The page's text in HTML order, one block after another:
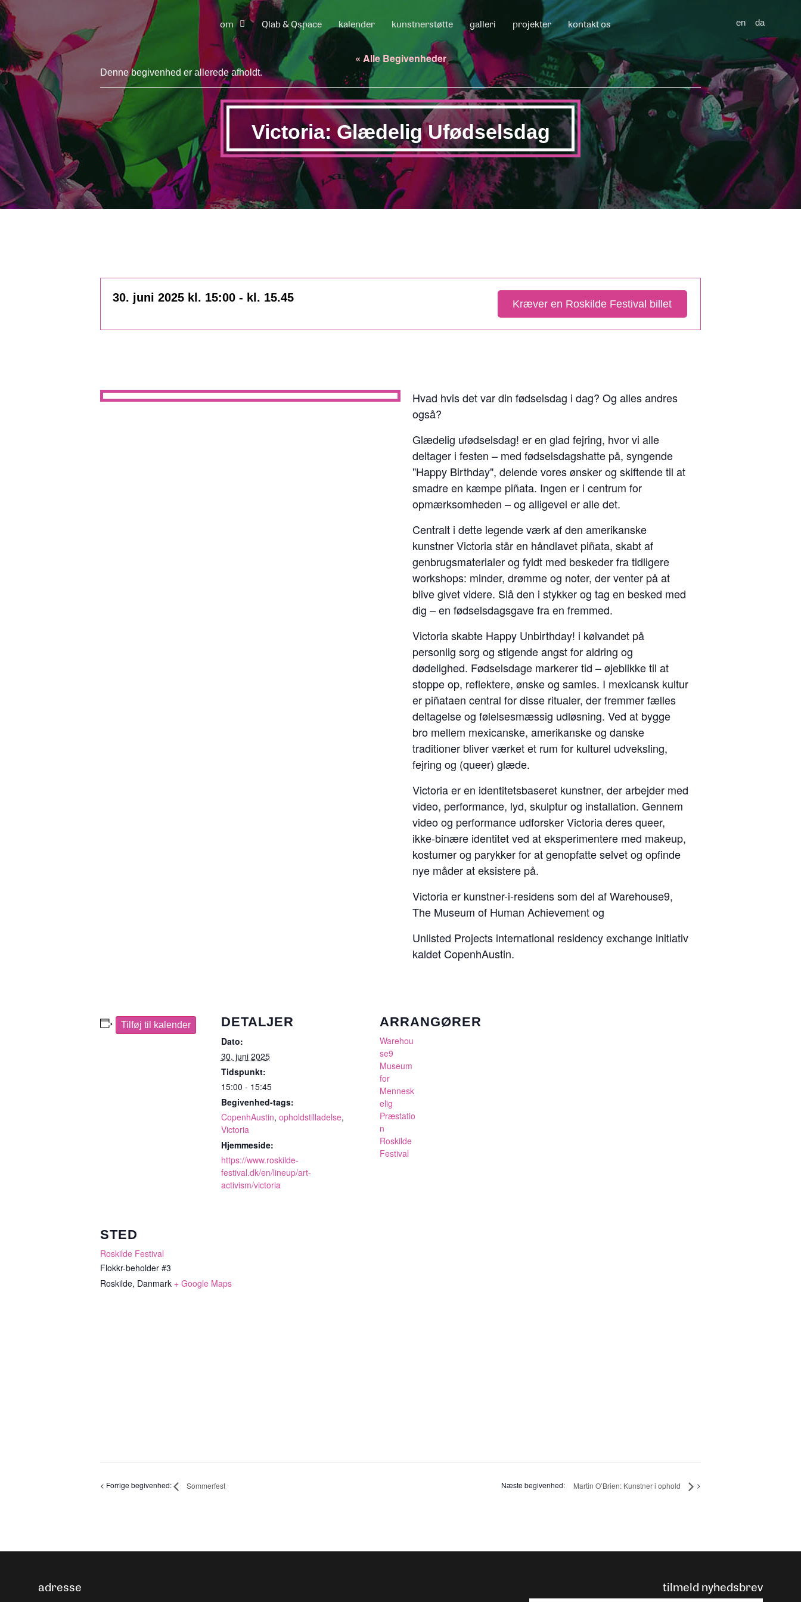
om Qlab & Qspace kalender kunstnerstøtte galleri projekter kontakt os en da
« Alle Begivenheder
Denne begivenhed er allerede afholdt.
Victoria: Glædelig Ufødselsdag
30. juni 2025 kl. 15:00 - kl. 15.45 Kræver en Roskilde Festival billet
Hvad hvis det var din fødselsdag i dag? Og alles andres
også?
Glædelig ufødselsdag! er en glad fejring, hvor vi alle
deltager i festen – med fødselsdagshatte på, syngende
"Happy Birthday", delende vores ønsker og skiftende til at
smadre en kæmpe piñata. Ingen er i centrum for
opmærksomheden – og alligevel er alle det.
Centralt i dette legende værk af den amerikanske
kunstner Victoria står en håndlavet piñata, skabt af
genbrugsmaterialer og fyldt med beskeder fra tidligere
workshops: minder, drømme og noter, der venter på at
blive givet videre. Slå den i stykker og tag en besked med
dig – en fødselsdagsgave fra en fremmed.
Victoria skabte Happy Unbirthday! i kølvandet på
personlig sorg og stigende angst for aldring og
dødelighed. Fødselsdage markerer tid – øjeblikke til at
stoppe op, reflektere, ønske og samles. I mexicansk kultur
er piñataen central for disse ritualer, der fremmer fælles
deltagelse og følelsesmæssig udløsning. Ved at bygge
bro mellem mexicanske, amerikanske og danske
traditioner bliver værket et rum for kulturel udveksling,
fejring og (queer) glæde.
Victoria er en identitetsbaseret kunstner, der arbejder med
video, performance, lyd, skulptur og installation. Gennem
video og performance udforsker Victoria deres queer,
ikke-binære identitet ved at eksperimentere med makeup,
kostumer og parykker for at genopfatte selvet og opfinde
nye måder at eksistere på.
Victoria er kunstner-i-residens som del af Warehouse9,
The Museum of Human Achievement og
Unlisted Projects international residency exchange initiativ
kaldet CopenhAustin.
Tilføj til kalender DETALJER
Dato:
30. juni 2025
Tidspunkt:
15:00 - 15:45
Begivenhed-tags:
CopenhAustin, opholdstilladelse,
Victoria
Hjemmeside:
https://www.roskilde-
festival.dk/en/lineup/art-
activism/victoria
ARRANGØRER
Warehou
se9
Museum
for
Mennesk
elig
Præstatio
n
Roskilde
Festival
STED
Roskilde Festival
Flokkr-beholder #3
Roskilde, Danmark + Google Maps
Sommerfest Martin O’Brien: Kunstner i ophold
adresse tilmeld nyhedsbrev